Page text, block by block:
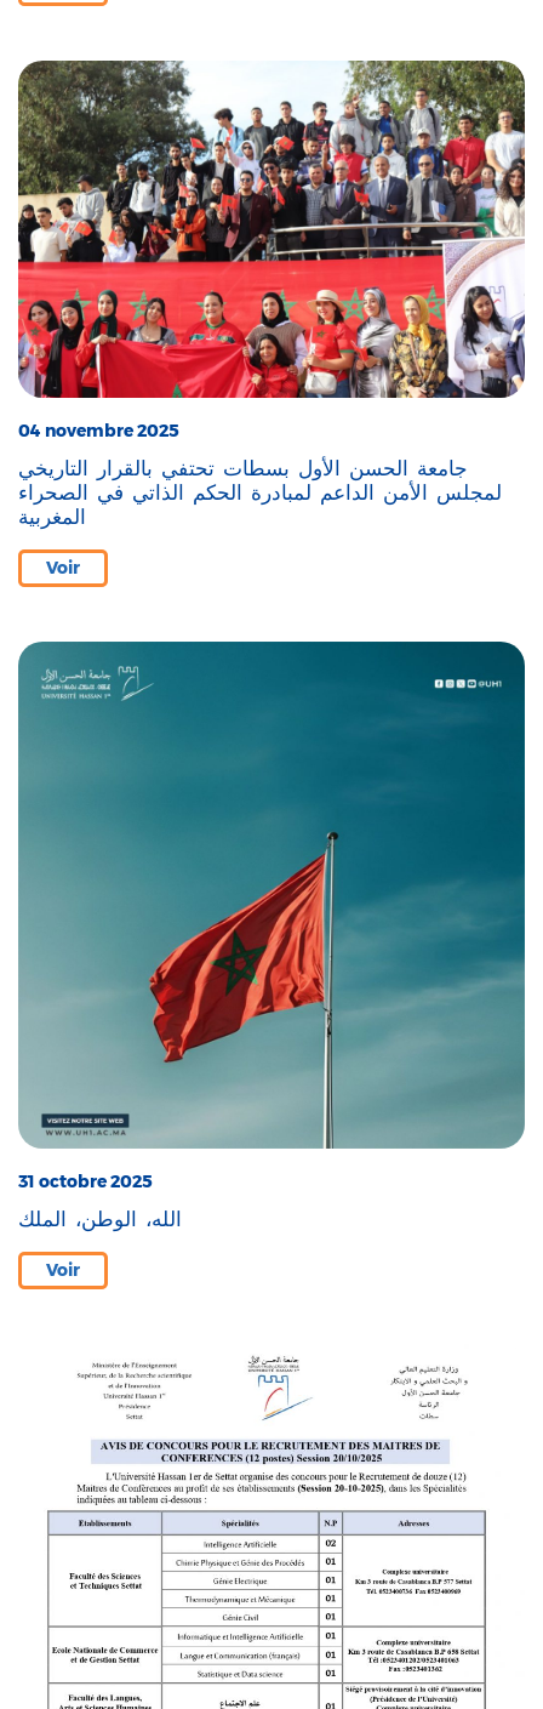
04 novembre 2025
جامعة الحسن الأول بسطات تحتفي بالقرار التاريخي
لمجلس الأمن الداعم لمبادرة الحكم الذاتي في الصحراء
المغربية
Voir
31 octobre 2025
الله، الوطن، الملك
Voir